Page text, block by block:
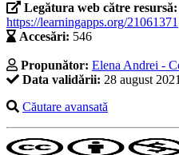
Legătura web către resursă:
https://learningapps.org/21061371
Accesări: 546
Propunător: Elena Andrei -
Data validării: 28 august 2021
Căutare avansată